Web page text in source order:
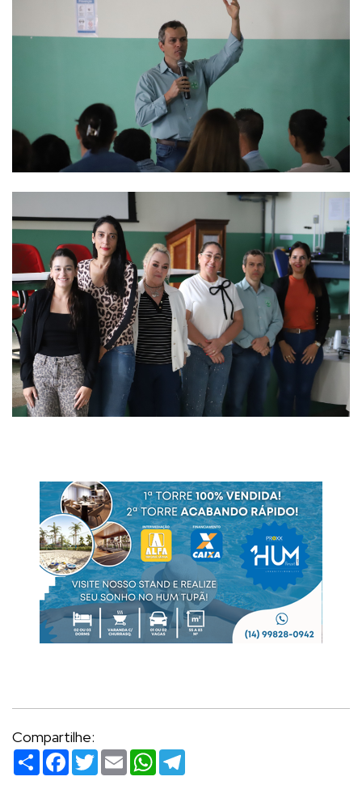
Compartilhe:
Compartilhar
Facebook
TwitterEmailWhatsApp